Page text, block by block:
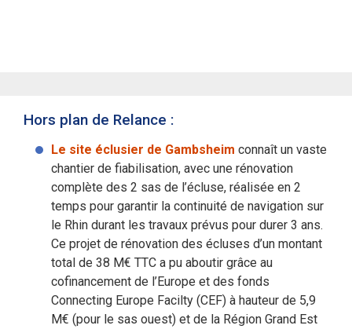
Hors plan de Relance :
Le site éclusier de Gambsheim connaît un vaste
chantier de fiabilisation, avec une rénovation
complète des 2 sas de l’écluse, réalisée en 2
temps pour garantir la continuité de navigation sur
le Rhin durant les travaux prévus pour durer 3 ans.
Ce projet de rénovation des écluses d’un montant
total de 38 M€ TTC a pu aboutir grâce au
cofinancement de l’Europe et des fonds
Connecting Europe Facilty (CEF) à hauteur de 5,9
M€ (pour le sas ouest) et de la Région Grand Est